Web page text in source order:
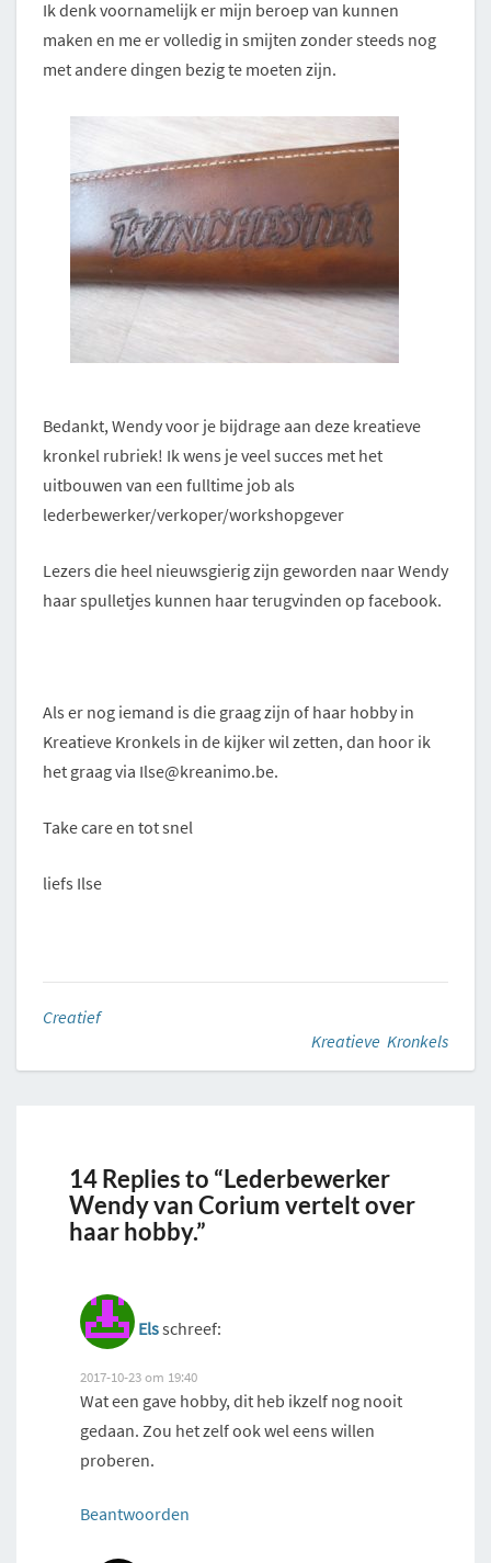
Ik denk voornamelijk er mijn beroep van kunnen
maken en me er volledig in smijten zonder steeds nog
met andere dingen bezig te moeten zijn.
Bedankt, Wendy voor je bijdrage aan deze kreatieve
kronkel rubriek! Ik wens je veel succes met het
uitbouwen van een fulltime job als
lederbewerker/verkoper/workshopgever
Lezers die heel nieuwsgierig zijn geworden naar Wendy
haar spulletjes kunnen haar terugvinden op facebook.
Als er nog iemand is die graag zijn of haar hobby in
Kreatieve Kronkels in de kijker wil zetten, dan hoor ik
het graag via Ilse@kreanimo.be.
Take care en tot snel
liefs Ilse
Creatief
Kreatieve Kronkels
14 Replies to “Lederbewerker
Wendy van Corium vertelt over
haar hobby.”
Elsschreef:
2017-10-23 om 19:40
Wat een gave hobby, dit heb ikzelf nog nooit
gedaan. Zou het zelf ook wel eens willen
proberen.
Beantwoorden